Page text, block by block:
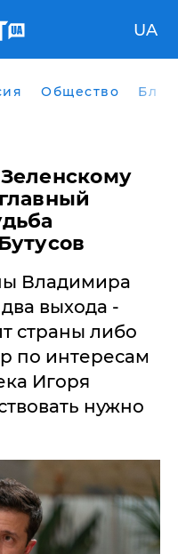
UA
Общество
Владимира
выхода -
страны либо
по интересам
Игоря
нужно